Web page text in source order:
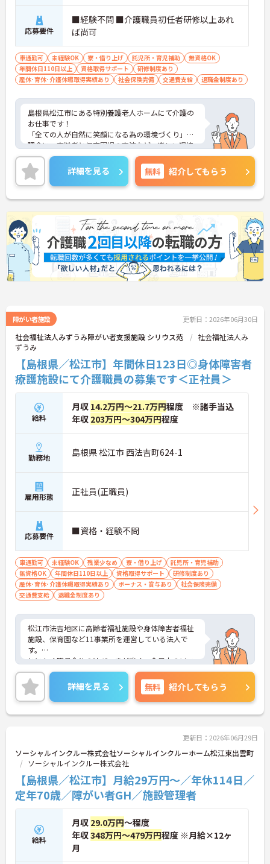
応募要件
■経験不問 ■介護職員初任者研修以上あれ
ば尚可
車通勤可 未経験OK 寮・借り上げ 託児所・育児補助
無資格OK
年間休日110日以上
資格取得サポート
研修制度あり
産休･育休･介護休暇取得実績あり
社会保険完備 交通費支給 退職金制度あり
島根県松江市にある特別養護老人ホームにて介護の
お仕事です！
「全ての人が自然に笑顔になる為の環境づくり」を
理念に、高齢者と保育園児の交流など、楽しい環境
づくりを実践されております。
また新たな交通移動として電動カートを地域内で運
行しています！
無資格、未経験であっても、研修や直接指導を通し
て国家資格取得までサポートしてくださいます★
福利厚生も充実しており、高卒から異業種転職の方
まで様々な人たちがこれまでの経験を積んで専門職
として現場で活躍されています♪
ご興味ある方には、面接対策ポイントなど、さらに
詳細をお話しいたしますのでお気軽にご相談くださ
い。
詳細を見る 無料 紹介してもらう
障がい者施設 更新日：2026年06月30日
社会福祉法人みずうみ障がい者支援施設 シリウス苑
社会福祉法人み
ずうみ
【島根県／松江市】年間休日123日◎身体障害者
療護施設にて介護職員の募集です＜正社員＞
給料
月収 14.2万円～21.7万円程度 ※諸手当込
年収 203万円～304万円程度
勤務地 島根県 松江市 西法吉町624-1
雇用形態 正社員(正職員)
応募要件 ■資格・経験不問
車通勤可 未経験OK 残業少なめ 寮・借り上げ
託児所・育児補助
無資格OK
年間休日110日以上 資格取得サポート
研修制度あり
産休･育休･介護休暇取得実績あり
ボーナス・賞与あり
社会保険完備
交通費支給
退職金制度あり
松江市法吉地区に高齢者福祉施設や身体障害者福祉
施設、保育園など11事業所を運営している法人で
す。
とにかく職員全体の結びつきが強く、全日本のソフ
トボール大会に出場したり、「いきいき祭り」とい
う大きなお祭りを開催し、そこで職員全員でソーラ
ン節を踊ったりします。
人間関係面はもちろん、年間休日120日で残業ほぼ
なしなど勤務条件で見ても長く働ける環境が整って
ご興味がある方は是非一度マイナビまでお問い合わ
せください。さらに詳細などお伝えします！
詳細を見る 無料 紹介してもらう
更新日：2026年06月29日
ソーシャルインクルー株式会社ソーシャルインクルーホーム松江東出雲町
ソーシャルインクルー株式会社
【島根県／松江市】月給29万円～／年休114日／
定年70歳／障がい者GH／施設管理者
給料
月収 29.0万円～程度
年収348万円～479万円程度 ※月給×12ヶ
月